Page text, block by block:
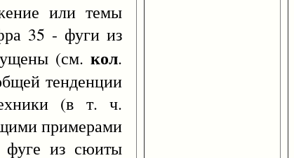
или темы
35 - фуги из
(см. кол.
тенденции
(в т. ч.
примерами
фуге из сюиты